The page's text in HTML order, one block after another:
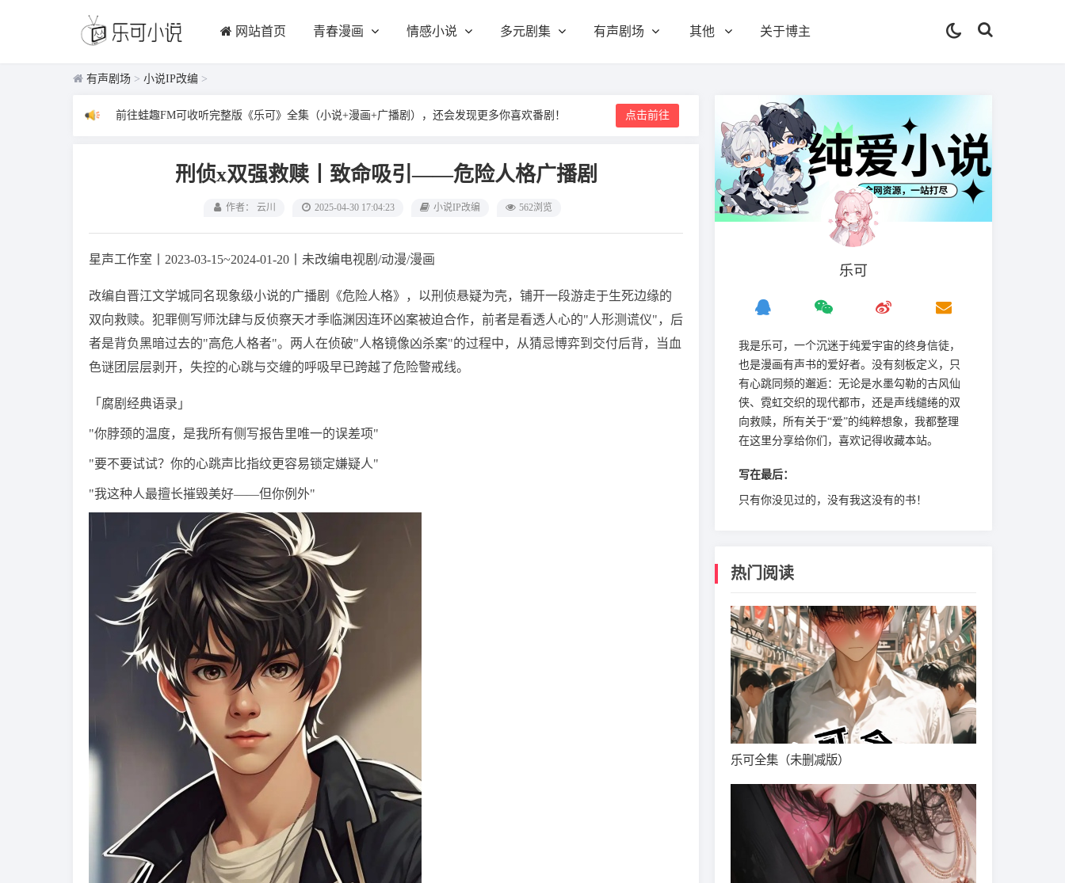
网站首页 青春漫画 情感小说 多元剧集 有声剧场 其他 关于博主
有声剧场 > 小说IP改编 >
前往蛙趣FM可收听完整版《乐可》全集（小说+漫画+广播剧），还会发现更多你喜欢番剧！ 点击前往
刑侦x双强救赎丨致命吸引——危险人格广播剧
作者： 云川 2025-04-30 17:04:23 小说IP改编 562浏览
星声工作室丨2023-03-15~2024-01-20丨未改编电视剧/动漫/漫画
改编自晋江文学城同名现象级小说的广播剧《危险人格》，以刑侦悬疑为壳，铺开一段游走于生死边缘的
双向救赎。犯罪侧写师沈肆与反侦察天才季临渊因连环凶案被迫合作，前者是看透人心的"人形测谎仪"，后
者是背负黑暗过去的"高危人格者"。两人在侦破"人格镜像凶杀案"的过程中，从猜忌博弈到交付后背，当血
色谜团层层剥开，失控的心跳与交缠的呼吸早已跨越了危险警戒线。
「腐剧经典语录」
"你脖颈的温度，是我所有侧写报告里唯一的误差项"
"要不要试试？你的心跳声比指纹更容易锁定嫌疑人"
"我这种人最擅长摧毁美好——但你例外"
乐可
我是‌乐可，一个沉迷于纯爱宇宙的终身信徒，
也是漫画有声书的爱好者。没有刻板定义，只
有心跳同频的邂逅：无论是水墨勾勒的古风仙
侠、霓虹交织的现代都市，还是声线缱绻的双
向救赎，所有关于“爱”的纯粹想象，我都整理
在这里分享给你们，喜欢记得收藏本站。
写在最后：
只有你没见过的，没有我这没有的书！
热门阅读
乐可全集（未删减版）